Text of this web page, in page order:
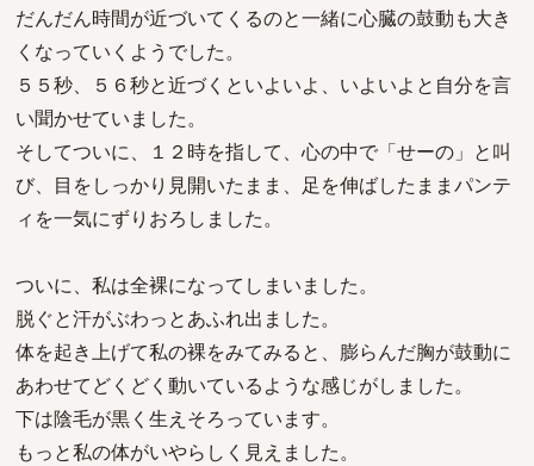
だんだん時間が近づいてくるのと一緒に心臓の鼓動も大き
くなっていくようでした。
５５秒、５６秒と近づくといよいよ、いよいよと自分を言
い聞かせていました。
そしてついに、１２時を指して、心の中で「せーの」と叫
び、目をしっかり見開いたまま、足を伸ばしたままパンテ
ィを一気にずりおろしました。
ついに、私は全裸になってしまいました。
脱ぐと汗がぶわっとあふれ出ました。
体を起き上げて私の裸をみてみると、膨らんだ胸が鼓動に
あわせてどくどく動いているような感じがしました。
下は陰毛が黒く生えそろっています。
もっと私の体がいやらしく見えました。